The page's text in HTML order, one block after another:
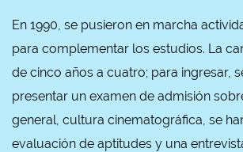
En 1990, se pusieron en marcha
para complementar los estudios. La
de cinco años a cuatro; para ingresar,
presentar un examen de admisión
general, cultura cinematográfica, se
evaluación de aptitudes y una